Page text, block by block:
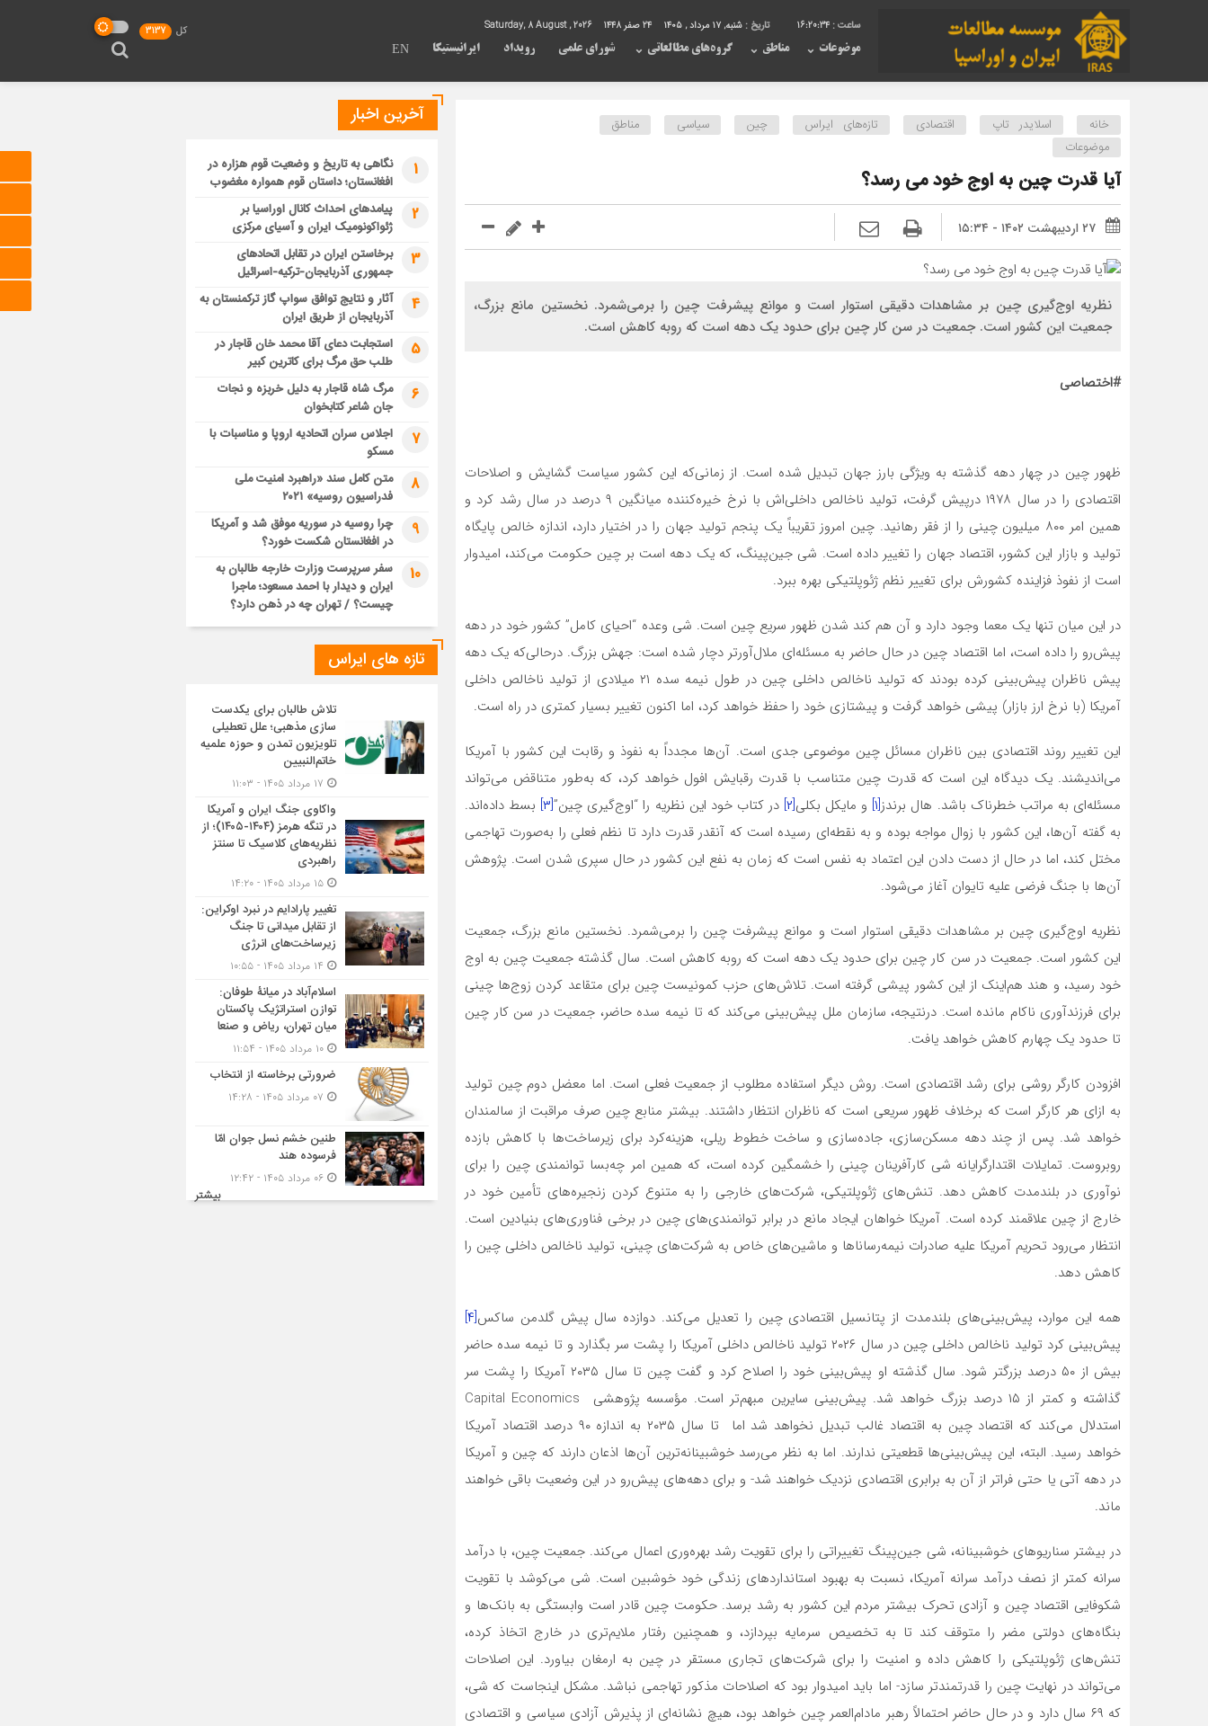
16:20:35 تاریخ : شنبه, ۱۷ مرداد , ۱۴۰۵ 24 صفر 1448
موضوعات مناطق گروه‌های مطالعاتی شورای علمی رویداد ایرانیستیکا EN
کل 3137
خانه اسلایدر تاپ اقتصادی تازه‌های ایراس چین سیاسی
مناطق
موضوعات
آیا قدرت چین به اوج خود می رسد؟
۲۷ اردیبهشت ۱۴۰۲ - ۱۵:۳۴
نظریه اوج‌گیری چین بر مشاهدات دقیقی استوار است و موانع پیشرفت چین را برمی‌شمرد. نخستین مانع بزرگ،
جمعیت این کشور است. جمعیت در سن کار چین برای حدود یک دهه است که روبه کاهش است.
#اختصاصی
ظهور چین در چهار دهه گذشته به ویژگی بارز جهان تبدیل شده است. از زمانی‌که این کشور سیاست گشایش و اصلاحات
اقتصادی را در سال ۱۹۷۸ درپیش گرفت، تولید ناخالص داخلی‌اش با نرخ خیره‌کننده میانگین ۹ درصد در سال رشد کرد و
همین امر ۸۰۰ میلیون چینی را از فقر رهانید. چین امروز تقریباً یک پنجم تولید جهان را در اختیار دارد، اندازه خالص پایگاه
تولید و بازار این کشور، اقتصاد جهان را تغییر داده است. شی جین‌پینگ، که یک دهه است بر چین حکومت می‌کند، امیدوار
است از نفوذ فزاینده کشورش برای تغییر نظم ژئوپلتیکی بهره ببرد.
در این میان تنها یک معما وجود دارد و آن هم کند شدن ظهور سریع چین است. شی وعده “احیای کامل” کشور خود در دهه
پیش‌رو را داده است، اما اقتصاد چین در حال حاضر به مسئله‌ای ملال‌آورتر دچار شده است: جهش بزرگ. درحالی‌که یک دهه
پیش ناظران پیش‌بینی‌ کرده بودند که تولید ناخالص داخلی چین در طول نیمه سده ۲۱ میلادی از تولید ناخالص داخلی
آمریکا (با نرخ ارز بازار) پیشی خواهد گرفت و پیشتازی خود را حفظ خواهد کرد، اما اکنون تغییر بسیار کمتری در راه است.
این تغییر روند اقتصادی بین ناظران مسائل چین موضوعی جدی است. آن‌ها مجدداً به نفوذ و رقابت این کشور با آمریکا
می‌اندیشند. یک دیدگاه این است که قدرت چین متناسب با قدرت رقبایش افول خواهد کرد، که به‌‌طور متناقض می‌تواند
مسئله‌ای به مراتب خطرناک باشد. هال برندز[۱] و مایکل بکلی[۲] در کتاب خود این نظریه را “اوج‌گیری چین”[۳]
بسط داده‌اند.
به گفته آن‌ها، این کشور با زوال مواجه بوده و به نقطه‌ای رسیده است که آنقدر قدرت دارد تا نظم فعلی را به‌صورت تهاجمی
مختل کند، اما در حال از دست دادن این اعتماد به نفس است که زمان به نفع این کشور در حال سپری شدن است. پژوهش
آن‌ها با جنگ فرضی علیه تایوان آغاز می‌شود.
نظریه اوج‌گیری چین بر مشاهدات دقیقی استوار است و موانع پیشرفت چین را برمی‌شمرد. نخستین مانع بزرگ، جمعیت
این کشور است. جمعیت در سن کار چین برای حدود یک دهه است که روبه کاهش است. سال گذشته جمعیت چین به اوج
خود رسید، و هند هم‌اینک از این کشور پیشی گرفته است. تلاش‌های حزب کمونیست چین برای متقاعد کردن زوج‌ها چینی
برای فرزندآوری ناکام مانده است. درنتیجه، سازمان ملل پیش‌بینی می‌کند که تا نیمه سده حاضر، جمعیت در سن کار چین
تا حدود یک چهارم کاهش خواهد یافت.
افزودن کارگر روشی برای رشد اقتصادی است. روش دیگر استفاده مطلوب از جمعیت فعلی است. اما معضل دوم چین تولید
به ازای هر کارگر است که برخلاف ظهور سریعی است که ناظران انتظار داشتند. بیشتر منابع چین صرف مراقبت از سالمندان
خواهد شد. پس از چند دهه مسکن‌سازی، جاده‌سازی و ساخت خطوط ریلی، هزینه‌کرد برای زیرساخت‌ها با کاهش بازده
روبروست. تمایلات اقتدارگرایانه شی کارآفرینان چینی را خشمگین کرده است، که همین امر چه‌بسا توانمندی چین را برای
نوآوری در بلندمدت کاهش دهد. تنش‌های ژئوپلتیکی، شرکت‌های خارجی را به متنوع کردن زنجیره‌های تأمین خود در
خارج از چین علاقمند کرده است. آمریکا خواهان ایجاد مانع در برابر توانمندی‌های چین در برخی فناوری‌های بنیادین است.
انتظار می‌رود تحریم آمریکا علیه صادرات نیمه‌رساناها و ماشین‌های خاص به شرکت‌های چینی، تولید ناخالص داخلی چین را
کاهش دهد.
همه این موارد، پیش‌بینی‌های بلندمدت از پتانسیل اقتصادی چین را تعدیل می‌کند. دوازده سال پیش گلدمن ساکس[۴]
پیش‌بینی کرد تولید ناخالص داخلی چین در سال ۲۰۲۶ تولید ناخالص داخلی آمریکا را پشت سر بگذارد و تا نیمه سده حاضر
بیش از ۵۰ درصد بزرگتر شود. سال گذشته او پیش‌بینی خود را اصلاح کرد و گفت چین تا سال ۲۰۳۵ آمریکا را پشت سر
گذاشته و کمتر از ۱۵ درصد بزرگ خواهد شد. پیش‌بینی سایرین مبهم‌تر است. مؤسسه پژوهشی Capital Economics
استدلال می‌کند که اقتصاد چین به اقتصاد غالب تبدیل نخواهد شد اما تا سال ۲۰۳۵ به اندازه ۹۰ درصد اقتصاد آمریکا
خواهد رسید. البته، این پیش‌بینی‌ها قطعیتی ندارند. اما به نظر می‌رسد خوشبینانه‌ترین آن‌ها اذعان دارند که چین و آمریکا
در دهه آتی یا حتی فراتر از آن به برابری اقتصادی نزدیک خواهند شد- و برای دهه‌های پیش‌رو در این وضعیت باقی خواهند
ماند.
در بیشتر سناریوهای خوشبینانه، شی جین‌پینگ تغییراتی را برای تقویت رشد بهره‌وری اعمال می‌کند. جمعیت چین، با درآمد
سرانه کمتر از نصف درآمد سرانه آمریکا، نسبت به بهبود استانداردهای زندگی خود خوشبین است. شی می‌کوشد با تقویت
شکوفایی اقتصاد چین و آزادی تحرک بیشتر مردم این کشور به رشد برسد. حکومت چین قادر است وابستگی به بانک‌ها و
بنگاه‌های دولتی مضر را متوقف کند تا به تخصیص سرمایه بپردازد، و همچنین رفتار ملایم‌تری در خارج اتخاذ کرده،
تنش‌های ژئوپلتیکی را کاهش داده و امنیت را برای شرکت‌های تجاری مستقر در چین به ارمغان بیاورد. این اصلاحات
می‌تواند در نهایت چین را قدرتمندتر سازد- اما باید امیدوار بود که اصلاحات مذکور تهاجمی نباشد. مشکل اینجاست که شی،
که ۶۹ سال دارد و در حال حاضر احتمالاً رهبر مادام‌العمر چین خواهد بود، هیچ نشانه‌ای از پذیرش آزادی سیاسی و اقتصادی
آخرین اخبار
1
نگاهی به تاریخ و وضعیت قوم هزاره در
افغانستان؛ داستان قوم همواره مغضوب
2
پیامدهای احداث کانال اوراسیا بر
ژئواکونومیک ایران و آسیای مرکزی
3
برخاستن ایران در تقابل اتحادهای
جمهوری آذربایجان-ترکیه-اسرائیل
4
آثار و نتایج توافق سواپ گاز ترکمنستان به
آذربایجان از طریق ایران
5
استجابت دعای آقا محمد خان قاجار در
طلب حق مرگ برای کاترین کبیر
6
مرگ شاه قاجار به دلیل خربزه و نجات
جان شاعر کتابخوان
7
اجلاس سران اتحادیه اروپا و مناسبات با
مسکو
8
متن کامل سند «راهبرد امنیت ملی
فدراسیون روسیه» ۲۰۲۱
9
چرا روسیه در سوریه موفق شد و آمریکا
در افغانستان شکست خورد؟
10
سفر سرپرست وزارت خارجه طالبان به
ایران و دیدار با احمد مسعود؛ ماجرا
چیست؟ / تهران چه در ذهن دارد؟
تازه های ایراس
تلاش طالبان برای یکدست
سازی مذهبی؛ علل تعطیلی
تلویزیون تمدن و حوزه علمیه
خاتم‌النبیین
واکاوی جنگ ایران و آمریکا
در تنگه هرمز (۱۴۰۴-۱۴۰۵)؛ از
نظریه‌های کلاسیک تا سنتز
راهبردی
تغییر پارادایم در نبرد اوکراین:
از تقابل میدانی تا جنگ
زیرساخت‌های انرژی
اسلام‌آباد در میانۀ طوفان:
توازن استراتژیک پاکستان
میان تهران، ریاض و صنعا
ضرورتی برخاسته از انتخاب
طنین خشم نسل جوان امّا
فرسوده هند
بیشتر